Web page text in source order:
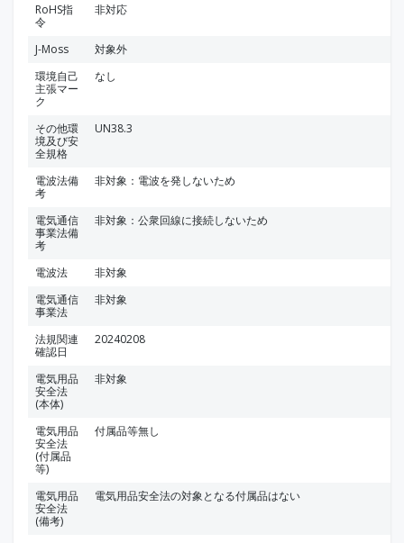
RoHS指
令
非対応
J-Moss
対象外
環境自己
主張マー
ク
なし
その他環
境及び安
全規格
UN38.3
電波法備
考
非対象：電波を発しないため
電気通信
事業法備
考
非対象：公衆回線に接続しないため
電波法
非対象
電気通信
事業法
非対象
法規関連
確認日
20240208
電気用品
安全法
(本体)
非対象
電気用品
安全法
(付属品
等)
付属品等無し
電気用品
安全法
(備考)
電気用品安全法の対象となる付属品はない